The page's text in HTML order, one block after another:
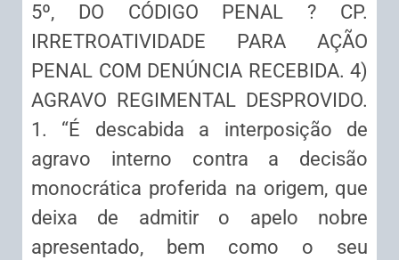
5º, DO CÓDIGO PENAL ? CP.
IRRETROATIVIDADE PARA AÇÃO
PENAL COM DENÚNCIA RECEBIDA. 4)
AGRAVO REGIMENTAL DESPROVIDO.
1. “É descabida a interposição de
agravo interno contra a decisão
monocrática proferida na origem, que
deixa de admitir o apelo nobre
apresentado, bem como o seu